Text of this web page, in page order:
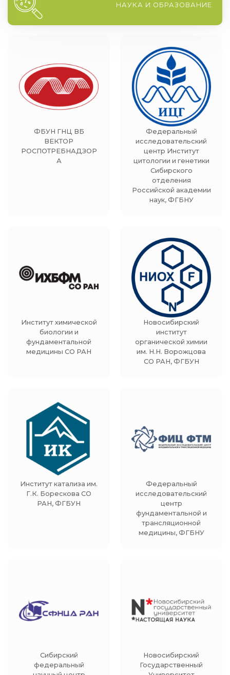
НАУКА И ОБРАЗОВАНИЕ
ФБУН ГНЦ ВБ
ВЕКТОР
РОСПОТРЕБНАДЗОР
А
Федеральный
исследовательский
центр Институт
цитологии и генетики
Сибирского
отделения
Российской академии
наук, ФГБНУ
Институт химической
биологии и
фундаментальной
медицины СО РАН
Новосибирский
институт
органической химии
им. Н.Н. Ворожцова
СО РАН, ФГБУН
Институт катализа им.
Г.К. Борескова СО
РАН, ФГБУН
Федеральный
исследовательский
центр
фундаментальной и
трансляционной
медицины, ФГБНУ
Сибирский
федеральный
Новосибирский
Государственный